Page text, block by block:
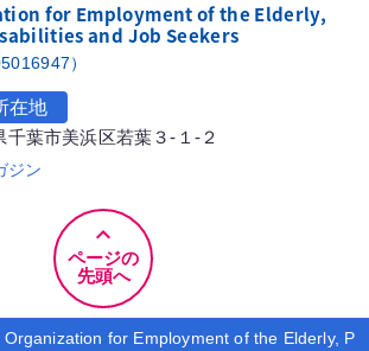
for Employment of the Elderly,
and Job Seekers
）
在地
千葉市美浜区若葉３-１-２
ジン
keyboard_arrow_up
ページの
先頭へ
for Employment of the Elderly, P